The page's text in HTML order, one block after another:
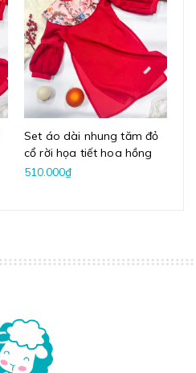
Set áo dài nhung tăm đỏ
cổ rời họa tiết hoa hồng
vintage kèm chân váy
510.000₫